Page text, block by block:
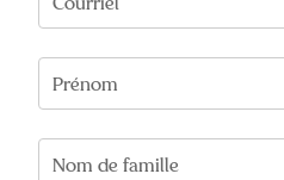
Prénom
Nom de famille